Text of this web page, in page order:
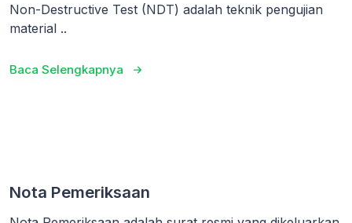
Non-Destructive Test (NDT) adalah teknik pengujian
material ..
Baca Selengkapnya
Nota Pemeriksaan